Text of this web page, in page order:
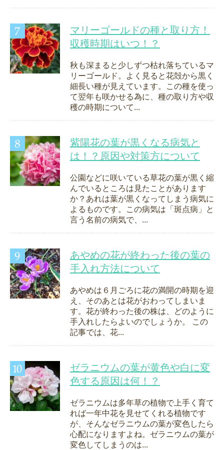
マリーゴールドの種と取り方！
収穫時期はいつ！？
秋も深まると少しずつ枯れ落ちているマ
リーゴールド。よく見ると花殻から黒く
細長い種が見えています。この種を使っ
て翌年も咲かせる為に、種の取り方や収
穫の時期について...
紫陽花の葉が黒くなる病気と
は！？原因や対策方について
公園などに咲いている草花の葉が黒く縮
んでいるところは見たことがあります
か？あれは葉が黒くなってしまう病気に
よるものです。この病気は「斑点病」と
言う名前の病気で、...
あやめの花が終わった後の葉の
手入れ方法について
あやめは６月ごろに花の満開の時期を迎
え、そのあとは花がおわってしまいま
す。花が終わった後の株は、どのように
手入れしたらよいのでしょうか。 この
記事では、花...
ゼラニウムの葉が黄色や白に変
色する原因は何！？
ゼラニウムは多年草の植物で上手く育て
れば一年中花を見せてくれる植物です
が、そんなゼラニウムの葉が変色したら
心配になりますよね。ゼラニウムの葉が
変色してしまうのは...